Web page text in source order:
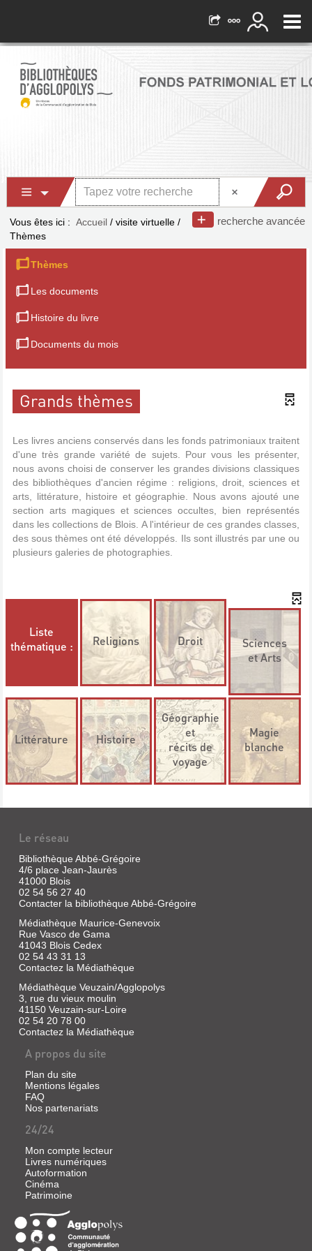
recherche avancée
Vous êtes ici : Accueil / visite virtuelle /
Thèmes
Thèmes
Les documents
Histoire du livre
Documents du mois
Grands thèmes
Les livres anciens conservés dans les fonds patrimoniaux traitent
d'une très grande variété de sujets. Pour vous les présenter,
nous avons choisi de conserver les grandes divisions classiques
des bibliothèques d'ancien régime : religions, droit, sciences et
arts, littérature, histoire et géographie. Nous avons ajouté une
section arts magiques et sciences occultes, bien représentés
dans les collections de Blois. A l'intérieur de ces grandes classes,
des sous thèmes ont été développés. Ils sont illustrés par une ou
plusieurs galeries de photographies.
Liste
thématique :
Religions Droit
Sciences
et Arts
Littérature Histoire
Géographie
et
récits de
voyage
Magie
blanche
Le réseau
Bibliothèque Abbé-Grégoire
4/6 place Jean-Jaurès
41000 Blois
02 54 56 27 40
Contacter la bibliothèque Abbé-Grégoire
Médiathèque Maurice-Genevoix
Rue Vasco de Gama
41043 Blois Cedex
02 54 43 31 13
Contactez la Médiathèque
Médiathèque Veuzain/Agglopolys
3, rue du vieux moulin
41150 Veuzain-sur-Loire
02 54 20 78 00
Contactez la Médiathèque
A propos du site
Plan du site
Mentions légales
FAQ
Nos partenariats
24/24
Mon compte lecteur
Livres numériques
Autoformation
Cinéma
Patrimoine